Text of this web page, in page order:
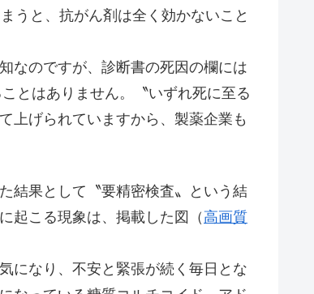
うと、抗がん剤は全く効かないこと
なのですが、診断書の死因の欄には
とはありません。〝いずれ死に至る
上げられていますから、製薬企業も
結果として〝要精密検査〟という結
起こる現象は、掲載した図（ 高画質
になり、不安と緊張が続く毎日とな